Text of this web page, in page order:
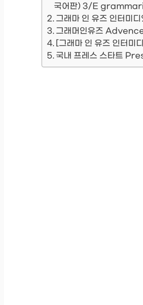
국어판) 3/E
그래마 인 유즈 인터
그래머인유즈
[그래마 인 유즈 인
국내 프레스 스타트